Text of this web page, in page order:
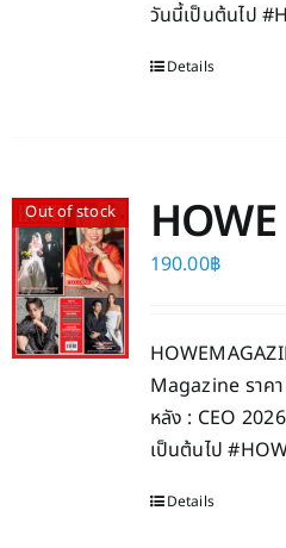
วันนี้เป็นต้นไป
Details
Out of stock
190.00฿
Magazine ราค
หลัง : CEO
เป็นต้นไป
Details